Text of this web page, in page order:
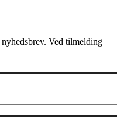
Ved tilmelding